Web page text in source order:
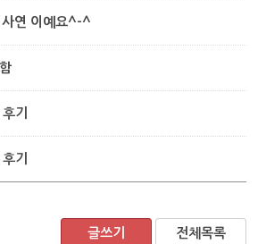
사연 이예요^-^
기
기
글쓰기 전체목록